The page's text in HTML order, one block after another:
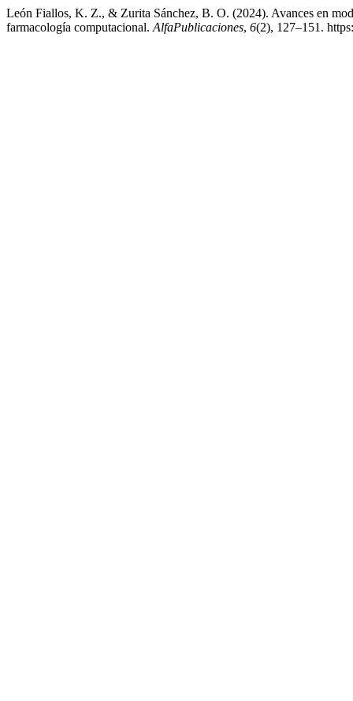
León Fiallos, K. Z., & Zurita Sánchez, B. O. (2024). Avances en
farmacología computacional. AlfaPublicaciones, 6(2), 127–151.